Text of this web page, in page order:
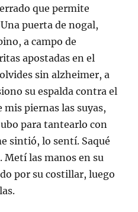
que permite
puerta de nogal,
a campo de
apostadas en el
sin alzheimer, a
su espalda contra el
mis piernas las suyas,
para tantearlo con
sintió, lo sentí. Saqué
Metí las manos en su
por su costillar, luego